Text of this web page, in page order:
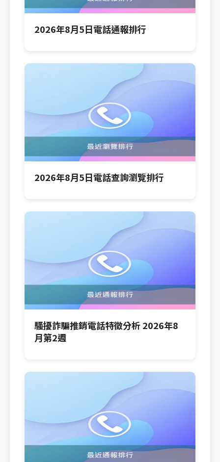
2026年8月5日電話通報排行
2026年8月5日電話查詢瀏覽排行
騷擾詐騙推銷電話特徵分析 2026年8
月第2週